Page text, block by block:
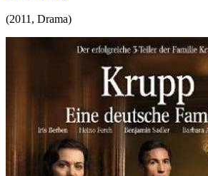
(2011 , Drama)